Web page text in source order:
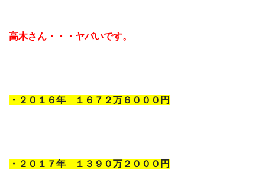
高木さん・・・ヤバいです。
・２０１６年 １６７２万６０００円
・２０１７年 １３９０万２０００円